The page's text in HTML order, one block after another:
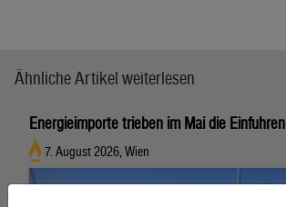
Ähnliche Artikel weiterlesen
Energieimporte trieben im Mai die
7. August 2026, Wien